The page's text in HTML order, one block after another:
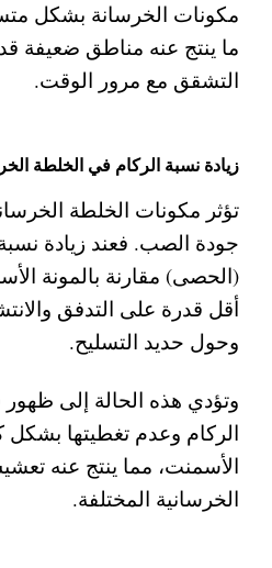
مكونات الخرسانة بشكل
ما ينتج عنه مناطق ضعيفة
التشقق مع مرور الوقت.
زيادة نسبة الركام في الخلطة
تؤثر مكونات الخلطة
جودة الصب. فعند زيادة
(الحصى) مقارنة بالمونة
أقل قدرة على التدفق
وحول حديد التسليح.
وتؤدي هذه الحالة إلى
الركام وعدم تغطيتها
الأسمنت، مما ينتج عنه
الخرسانية المختلفة.